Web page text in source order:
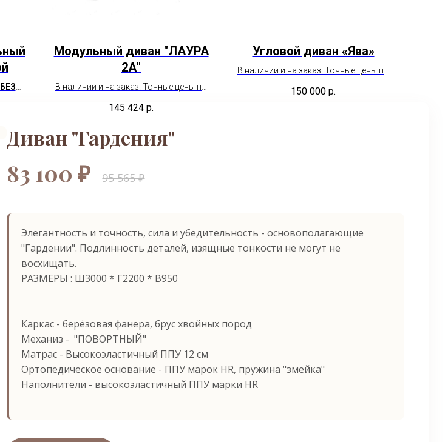
Модульный диван "ЛАУРА
2А"
В наличии и на заказ. Точные цены по
пожалуйста уточняйте у менеджера.
145 424 р.
Угловой диван «Ява»
В наличии и на заказ. Точные цены по
пожалуйста уточняйте у менеджера.
150 000 р.
Диван "Гардения"
83 100 ₽ 95 565 ₽
Элегантность и точность, сила и убедительность - основополагающие
"Гардении". Подлинность деталей, изящные тонкости не могут не
восхищать.
РАЗМЕРЫ : Ш3000 * Г2200 * В950
Каркас - берёзовая фанера, брус хвойных пород
Механиз - ⁠ "ПОВОРТНЫЙ"
⁠Матрас - Высокоэластичный ППУ 12 см
Ортопедическое основание - ⁠ППУ марок HR, пружина "змейка"
Наполнители - высокоэластичный ППУ марки HR